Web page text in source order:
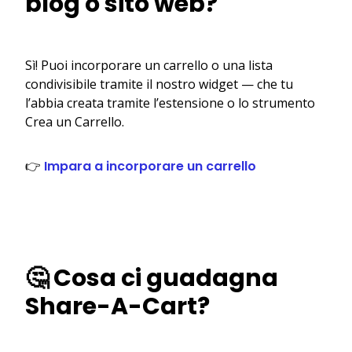
Sì! Puoi incorporare un carrello o una lista
condivisibile tramite il nostro widget — che tu
l’abbia creata tramite l’estensione o lo strumento
Crea un Carrello.
👉 Impara a incorporare un carrello
🤔 Cosa ci guadagna
Share-A-Cart?